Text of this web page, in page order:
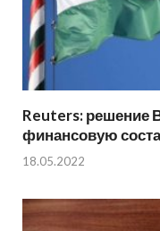
Reuters: решение
финансовую
18.05.2022